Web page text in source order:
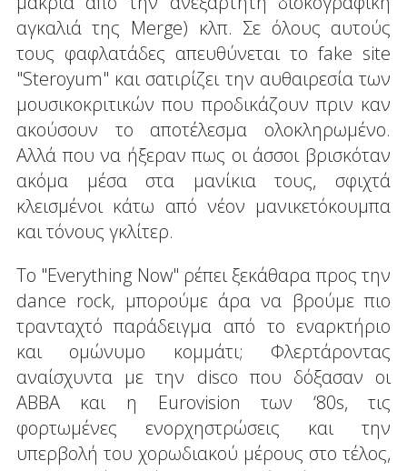
αγκαλιά της Merge) κλπ. Σε όλους αυτούς
τους φαφλατάδες απευθύνεται το fake site
"Steroyum" και σατιρίζει την αυθαιρεσία των
μουσικοκριτικών που προδικάζουν πριν καν
ακούσουν το αποτέλεσμα ολοκληρωμένο.
Αλλά που να ήξεραν πως οι άσσοι βρισκόταν
ακόμα μέσα στα μανίκια τους, σφιχτά
κλεισμένοι κάτω από νέον μανικετόκουμπα
και τόνους γκλίτερ.
Το "Everything Now" ρέπει ξεκάθαρα προς την
dance rock, μπορούμε άρα να βρούμε πιο
τρανταχτό παράδειγμα από το εναρκτήριο
και ομώνυμο κομμάτι; Φλερτάροντας
αναίσχυντα με την disco που δόξασαν οι
ΑΒΒΑ και η Eurovision των ‘80s, τις
φορτωμένες ενορχηστρώσεις και την
υπερβολή του χορωδιακού μέρους στο τέλος,